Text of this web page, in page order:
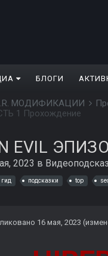
БЛОГИ
МОДИФИКАЦИИ
1 Прохождение
EVIL
2023 в
гид подсказки top
16 мая, 2023